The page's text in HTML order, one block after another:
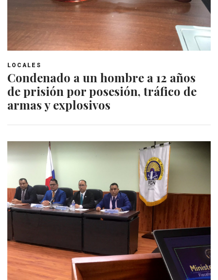
LOCALES
Condenado a un hombre a 12 años
de prisión por posesión, tráfico de
armas y explosivos